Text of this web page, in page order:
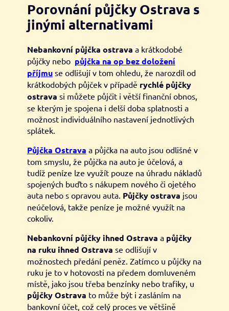
Porovnání půjčky Ostrava s
jinými alternativami
Nebankovní půjčka ostrava a krátkodobé
půjčky nebo půjčka na op bez doložení
příjmuse odlišují v tom ohledu, že narozdíl od
krátkodobých půjček v případě rychlé půjčky
ostrava si můžete půjčit i větší finanční obnos,
se kterým je spojena i delší doba splatnosti a
možnost individuálního nastavení jednotlivých
splátek.
Půjčka Ostrava a půjčka na auto jsou odlišné v
tom smyslu, že půjčka na auto je účelová, a
tudíž peníze lze využít pouze na úhradu nákladů
spojených buďto s nákupem nového či ojetého
auta nebo s opravou auta. Půjčky ostrava jsou
neúčelová, takže peníze je možné využít na
cokoliv.
Nebankovní půjčky ihned Ostrava a půjčky
na ruku ihned Ostrava se odlišují v
možnostech předání peněz. Zatímco u půjčky na
ruku je to v hotovosti na předem domluveném
místě, jako jsou třeba benzínky nebo trafiky, u
půjčky Ostrava to může být i zasláním na
bankovní účet, což celý proces ve většině